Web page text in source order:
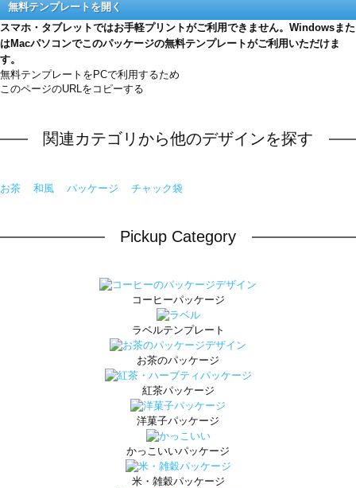
無料テンプレートを開く
スマホ・タブレットではお手軽プリントがご利用できません。Windowsまた
はMacパソコンでこのパッケージの無料テンプレートがご利用いただけま
す。
無料テンプレートをPCで利用するため
このページのURLをコピーする
関連カテゴリから他のデザインを探す
お茶 和風 パッケージ チャック袋
Pickup Category
コーヒーパッケージ
ラベルテンプレート
お茶のパッケージ
紅茶パッケージ
洋菓子パッケージ
かっこいいパッケージ
米・雑穀パッケージ